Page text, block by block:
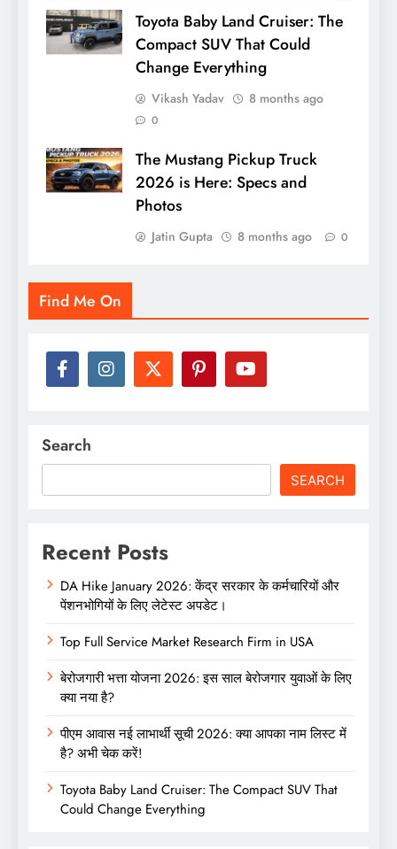
Toyota Baby Land Cruiser: The
Compact SUV That Could
Change Everything
Vikash Yadav 8 months ago
0
The Mustang Pickup Truck
2026 is Here: Specs and
Photos
Jatin Gupta 8 months ago 0
Find Me On
Search
SEARCH
Recent Posts
DA Hike January 2026: केंद्र सरकार के कर्मचारियों और
पेंशनभोगियों के लिए लेटेस्ट अपडेट।
Top Full Service Market Research Firm in USA
बेरोजगारी भत्ता योजना 2026: इस साल बेरोजगार युवाओं के लिए
क्या नया है?
पीएम आवास नई लाभार्थी सूची 2026: क्या आपका नाम लिस्ट में
है? अभी चेक करें!
Toyota Baby Land Cruiser: The Compact SUV That
Could Change Everything